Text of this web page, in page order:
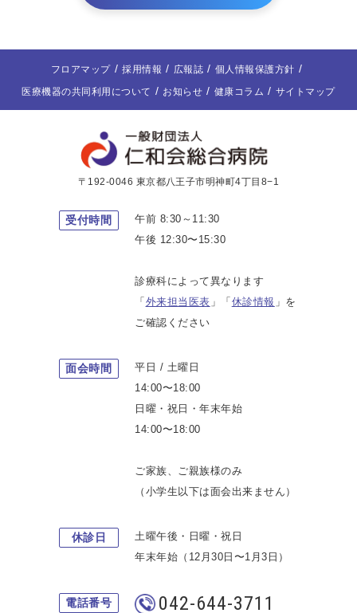
フロアマップ 採用情報 広報誌
個人情報保護方針
医療機器の共同利用について
お知らせ 健康コラム サイトマップ
〒192-0046 東京都八王子市明神町4丁目8−1
受付時間
午前 8:30～11:30
午後 12:30〜15:30
診療科によって異なります
「 外来担当医表 」「 休診情報 」を
ご確認ください
面会時間
平日 / 土曜日
14:00〜18:00
日曜・祝日・年末年始
14:00〜18:00
ご家族、ご親族様のみ
（小学生以下は面会出来ません）
休診日
土曜午後・日曜・祝日
年末年始（12月30日〜1月3日）
電話番号 042-644-3711